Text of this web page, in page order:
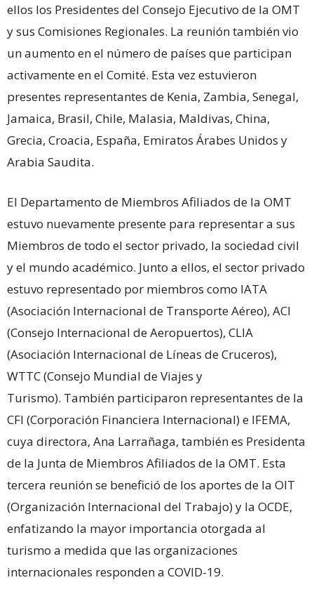
ellos los Presidentes del Consejo Ejecutivo de la OMT
y sus Comisiones Regionales. La reunión también vio
un aumento en el número de países que participan
activamente en el Comité. Esta vez estuvieron
presentes representantes de Kenia, Zambia, Senegal,
Jamaica, Brasil, Chile, Malasia, Maldivas, China,
Grecia, Croacia, España, Emiratos Árabes Unidos y
Arabia Saudita.
El Departamento de Miembros Afiliados de la OMT
estuvo nuevamente presente para representar a sus
Miembros de todo el sector privado, la sociedad civil
y el mundo académico. Junto a ellos, el sector privado
estuvo representado por miembros como IATA
(Asociación Internacional de Transporte Aéreo), ACI
(Consejo Internacional de Aeropuertos), CLIA
(Asociación Internacional de Líneas de Cruceros),
WTTC (Consejo Mundial de Viajes y
Turismo). También participaron representantes de la
CFI (Corporación Financiera Internacional) e IFEMA,
cuya directora, Ana Larrañaga, también es Presidenta
de la Junta de Miembros Afiliados de la OMT. Esta
tercera reunión se benefició de los aportes de la OIT
(Organización Internacional del Trabajo) y la OCDE,
enfatizando la mayor importancia otorgada al
turismo a medida que las organizaciones
internacionales responden a COVID-19.